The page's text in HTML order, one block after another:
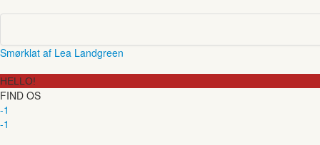
Smørklat af Lea Landgreen
HELLO!
FIND OS
-1
-1